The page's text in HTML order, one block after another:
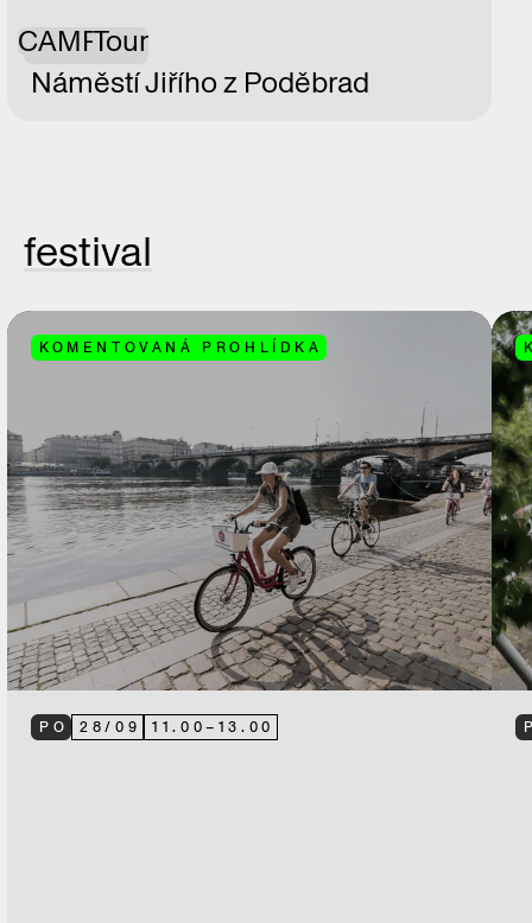
CAMPTour
Náměstí Jiřího z Poděbrad
festival
KOMENTOVANÁ PROHLÍDKA
PO 28/09 11.00– 13.00